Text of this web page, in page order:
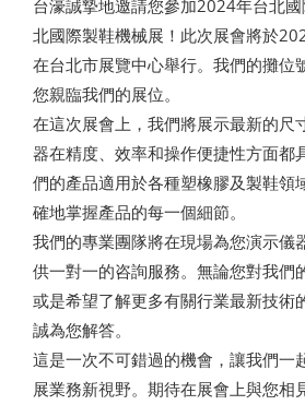
台濠誠摯地邀請您參加2024年台北
北國際製鞋機械展！此次展會將於
在台北市展覽中心舉行。我們的攤位
您親臨我們的展位。
在這次展會上，我們將展示最新的尺
器在精度、效率和操作便捷性方面都
們的產品適用於各種塑橡膠及製鞋領
確地掌握產品的每一個細節。
我們的專業團隊將在現場為您演示儀
供一對一的咨詢服務。無論您對我們
或是希望了解更多有關行業最新技術
誠為您解答。
這是一次不可錯過的機會，讓我們一
展業務新視野。期待在展會上與您相